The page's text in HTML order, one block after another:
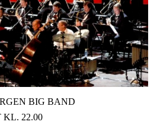
BIG BAND
KL. 22.00